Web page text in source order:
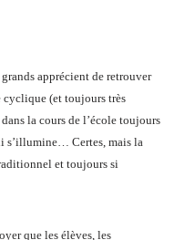
apprécient de retrouver
cyclique (et toujours très
la cours de l’école toujours
s’illumine… Certes, mais la
et toujours si
que les élèves, les